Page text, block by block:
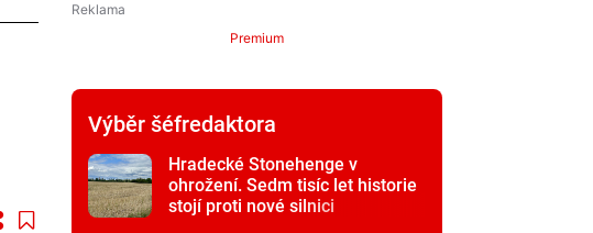
Premium
Výběr šéfredaktora
Hradecké Stonehenge v
ohrožení. Sedm tisíc let historie
stojí proti nové silnici